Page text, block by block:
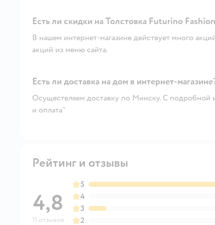
Есть ли скидки на Толстовка Futurino
В нашем интернет-магазине действует много
акций из меню сайта.
Есть ли доставка на дом в интернет-
Осуществляем доставку по Минску. С подробной
и оплата"
Рейтинг и отзывы
4,8
11 отзывов
5
4
3
2